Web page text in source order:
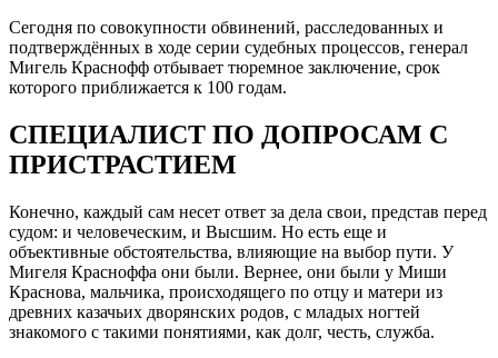
Сегодня по совокупности обвинений, расследованных и
подтверждённых в ходе серии судебных процессов, генерал
Мигель Краснофф отбывает тюремное заключение, срок
которого приближается к 100 годам.
СПЕЦИАЛИСТ ПО ДОПРОСАМ С
ПРИСТРАСТИЕМ
Конечно, каждый сам несет ответ за дела свои, представ перед
судом: и человеческим, и Высшим. Но есть еще и
объективные обстоятельства, влияющие на выбор пути. У
Мигеля Красноффа они были. Вернее, они были у Миши
Краснова, мальчика, происходящего по отцу и матери из
древних казачьих дворянских родов, с младых ногтей
знакомого с такими понятиями, как долг, честь, служба.